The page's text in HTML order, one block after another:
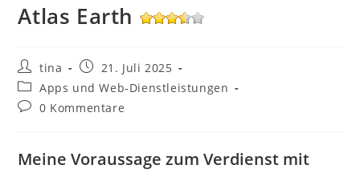
Atlas Earth
Beitrags-
Autor:
tina
Beitrag
veröffentlicht:
21. Juli 2025
Beitrags-
Kategorie:
Apps und Web-Dienstleistungen
Beitrags-
0 Kommentare
Meine Voraussage zum Verdienst mit